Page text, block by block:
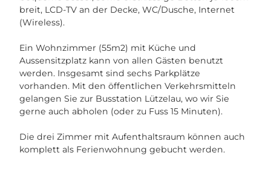
breit, LCD-TV an der Decke, WC/Dusche, Internet
(Wireless).
Ein Wohnzimmer (55m2) mit Küche und
Aussensitzplatz kann von allen Gästen benutzt
werden. Insgesamt sind sechs Parkplätze
vorhanden. Mit den öffentlichen Verkehrsmitteln
gelangen Sie zur Busstation Lützelau, wo wir Sie
gerne auch abholen (oder zu Fuss 15 Minuten).
Die drei Zimmer mit Aufenthaltsraum können auch
komplett als Ferienwohnung gebucht werden.